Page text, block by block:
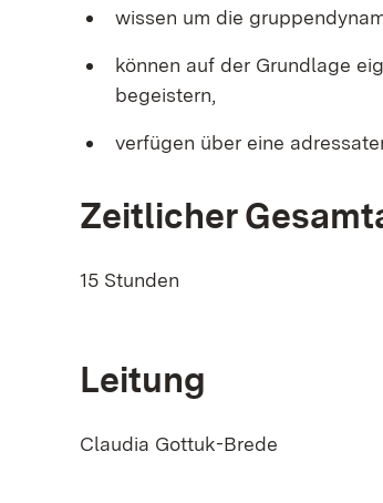
wissen um die
können auf der Grundlage
begeistern,
verfügen über eine
Zeitlicher
15 Stunden
Leitung
Claudia Gottuk-Brede